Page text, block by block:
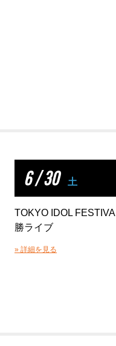
6 / 30 土
TOKYO IDOL
勝ライブ
» 詳細を見る